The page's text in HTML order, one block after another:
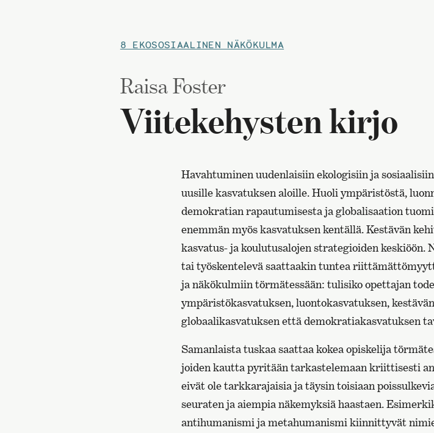
8 EKOSOSIAALINEN NÄKÖKULMA
Raisa Foster
Viitekehysten kirjo
Havahtuminen uudenlaisiin ekologisiin ja
uusille kasvatuksen aloille. Huoli ympäristöstä,
demokratian rapautumisesta ja globalisaation
enemmän myös kasvatuksen kentällä. Kestävän
kasvatus- ja koulutusalojen strategioiden keskiöön.
tai työskentelevä saattaakin tuntea
ja näkökulmiin törmätessään: tulisiko opettajan
ympäristökasvatuksen, luontokasvatuksen,
globaalikasvatuksen että demokratiakasvatuksen
Samanlaista tuskaa saattaa kokea opiskelija
joiden kautta pyritään tarkastelemaan kriittisesti
eivät ole tarkkarajaisia ja täysin toisiaan
seuraten ja aiempia näkemyksiä haastaen.
antihumanismi ja metahumanismi kiinnittyvät